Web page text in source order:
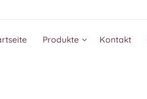
Produkte Kontakt